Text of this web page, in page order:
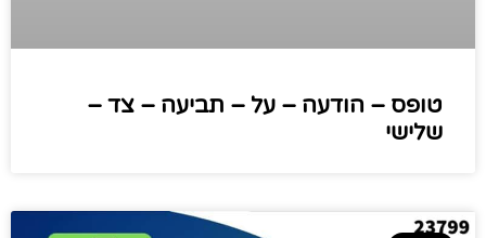
טופס – הודעה – על – תביעה – צד –
שלישי